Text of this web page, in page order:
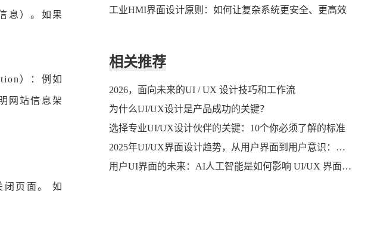
息）。如果
）：例如
网站信息架
闭页面。 如
工业HMI界面设计原则：如何让复杂系统更安全、更高效
相关推荐
2026，面向未来的UI / UX 设计技巧和工作流
为什么UI/UX设计是产品成功的关键？
选择专业UI/UX设计伙伴的关键：10个你必须了解的标准
2025年UI/UX界面设计趋势，从用户界面到用户意识：开启人机交互的新纪元
用户UI界面的未来：AI人工智能是如何影响 UI/UX 界面设计